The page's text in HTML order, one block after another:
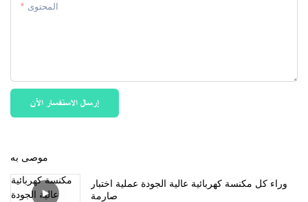
المحتوى
إرسال الاستفسار الآن
موصى به
وراء كل مكنسة كهربائية عالية الجودة عملية اختبار
صارمة